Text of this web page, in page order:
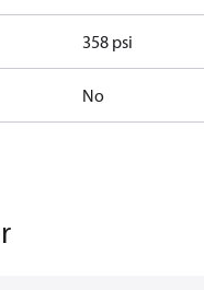
358 psi
No